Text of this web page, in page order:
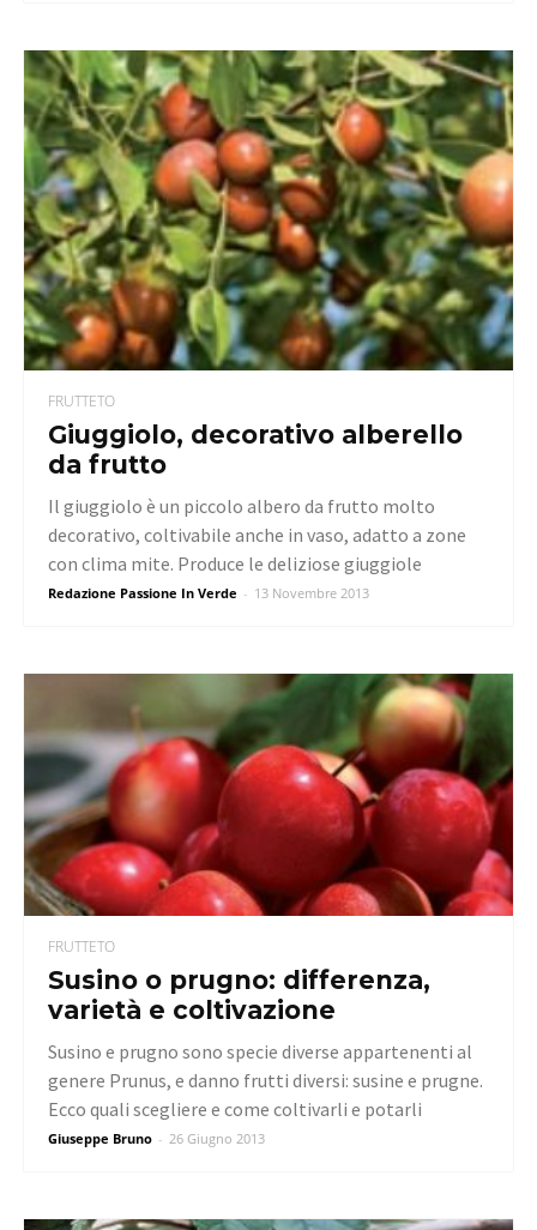
FRUTTETO
Giuggiolo, decorativo alberello
da frutto
Redazione Passione In Verde - 13 Novembre 2013
Il giuggiolo è un piccolo albero da frutto molto
decorativo, coltivabile anche in vaso, adatto a zone
con clima mite. Produce le deliziose giuggiole
FRUTTETO
Susino o prugno: differenza,
varietà e coltivazione
Giuseppe Bruno - 26 Giugno 2013
Susino e prugno sono specie diverse appartenenti al
genere Prunus, e danno frutti diversi: susine e prugne.
Ecco quali scegliere e come coltivarli e potarli